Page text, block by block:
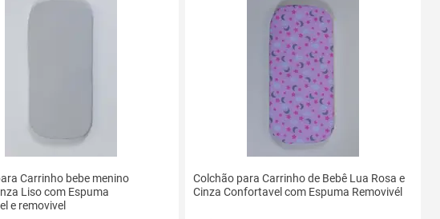
Carrinho bebe menino
Liso com Espuma
e removivel
Colchão para Carrinho de Bebê Lua Rosa e
Cinza Confortavel com Espuma Removivél